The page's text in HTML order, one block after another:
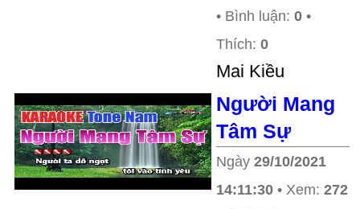
• Bình luận: 0 •
Thích: 0
Mai Kiều
Người Mang
Tâm Sự
Ngày 29/10/2021
14:11:30 • Xem: 272